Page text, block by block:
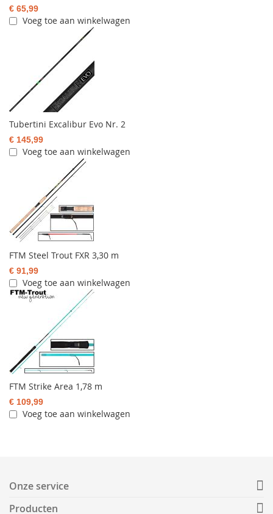
€ 65,99
Voeg toe aan winkelwagen
Tubertini Excalibur Evo Nr. 2
€ 145,99
Voeg toe aan winkelwagen
FTM Steel Trout FXR 3,30 m
€ 91,99
Voeg toe aan winkelwagen
FTM Strike Area 1,78 m
€ 109,99
Voeg toe aan winkelwagen
Onze service
Producten